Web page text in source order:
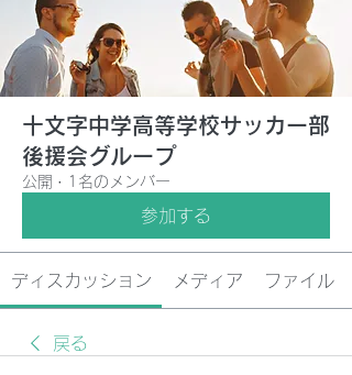
十文字中学高等学校サッカー部
後援会グループ
公開 · 1名のメンバー
参加する
ディスカッション メディア ファイル
戻る